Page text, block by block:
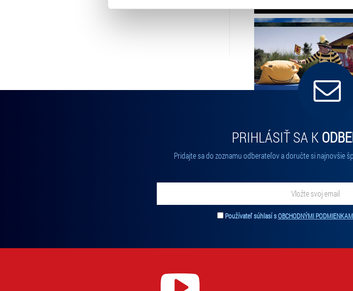
Jaké typy cookies používáme, naleznete níže. Možnosti
můžete kdykoliv změnit v zápatí stránky v záložce „Cookies a jejich
PRIHLÁSIŤ SA K
Pridajte sa do zoznamu odberateľov a doručte si najnovšie
Zadajte svoju e-mailovú adresu, na ktorú vám budeme zasielať novinky. Vaša adresa nebude zdieľaná s
Používateľ súhlasí sOBCHODNÝMI